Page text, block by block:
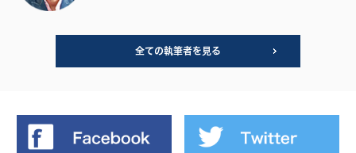
全ての執筆者を見る